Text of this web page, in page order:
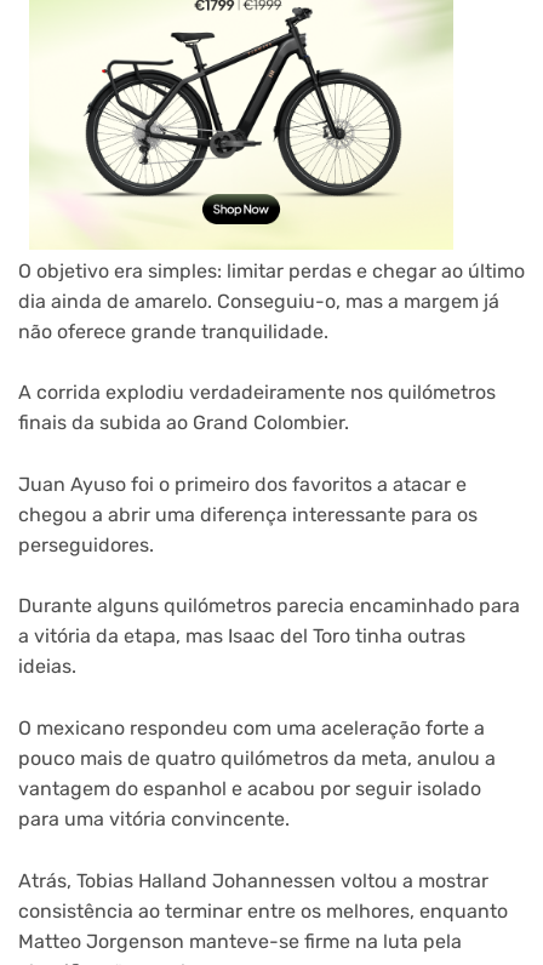
O objetivo era simples: limitar perdas e chegar ao último
dia ainda de amarelo. Conseguiu-o, mas a margem já
não oferece grande tranquilidade.
A corrida explodiu verdadeiramente nos quilómetros
finais da subida ao Grand Colombier.
Juan Ayuso foi o primeiro dos favoritos a atacar e
chegou a abrir uma diferença interessante para os
perseguidores.
Durante alguns quilómetros parecia encaminhado para
a vitória da etapa, mas Isaac del Toro tinha outras
ideias.
O mexicano respondeu com uma aceleração forte a
pouco mais de quatro quilómetros da meta, anulou a
vantagem do espanhol e acabou por seguir isolado
para uma vitória convincente.
Atrás, Tobias Halland Johannessen voltou a mostrar
consistência ao terminar entre os melhores, enquanto
Matteo Jorgenson manteve-se firme na luta pela